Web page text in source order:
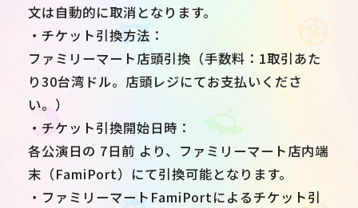
文は自動的に取消となります。
・チケット引換方法：
ファミリーマート店頭引換（手数料：1取引あた
り30台湾ドル。店頭レジにてお支払いくださ
い。）
・チケット引換開始日時：
各公演日の 7日前 より、ファミリーマート店内端
末（FamiPort）にて引換可能となります。
・ファミリーマートFamiPortによるチケット引